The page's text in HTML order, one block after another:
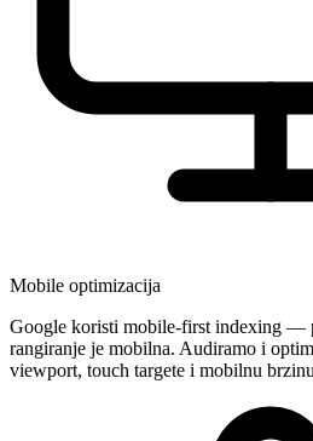
Mobile optimizacija
Google koristi mobile-first indexing —
rangiranje je mobilna. Audiramo i
viewport, touch targete i mobilnu